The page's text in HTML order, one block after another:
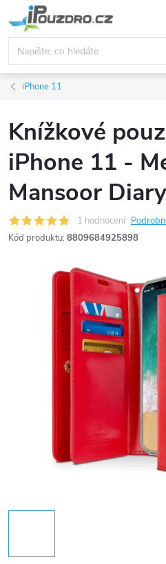
na
obsah
iPhone 11
Knížkové
iPhone 11 -
Mansoor
1 hodnocení
Kód produktu: 8809684925898